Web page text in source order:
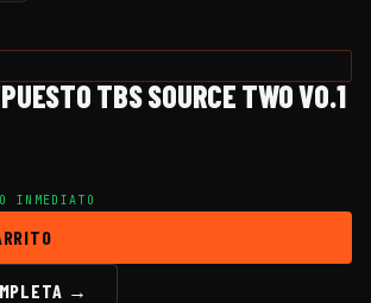
TBS SOURCE TWO V0.1
INMEDIATO
→